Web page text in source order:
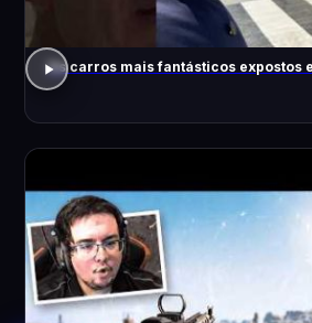
Os carros mais fantásticos expostos